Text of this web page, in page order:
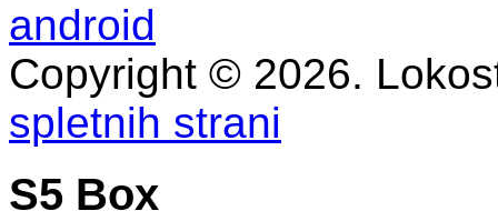
android
Copyright © 2026.
spletnih strani
S5 Box